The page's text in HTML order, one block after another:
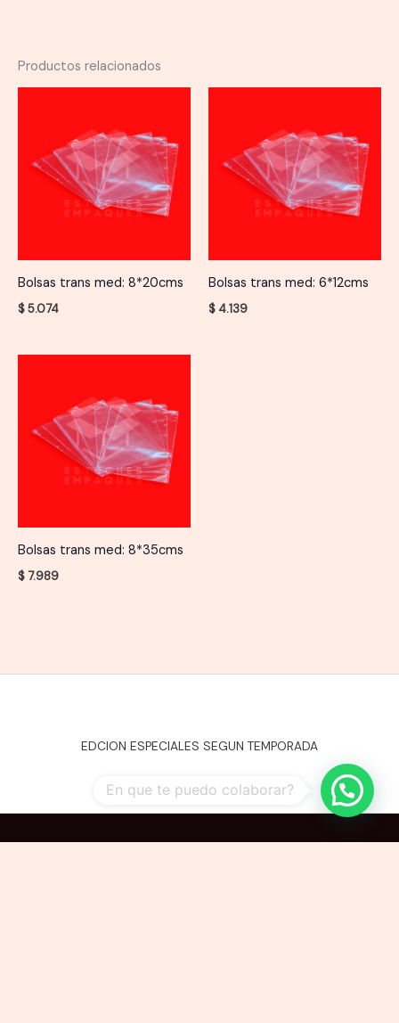
Productos relacionados
Bolsas trans med: 8*20cms
$5.074
Bolsas trans med: 6*12cms
$ 4.139
Bolsas trans med: 8*35cms
$7.989
EDCION ESPECIALES SEGUN TEMPORADA
En que te puedo colaborar?